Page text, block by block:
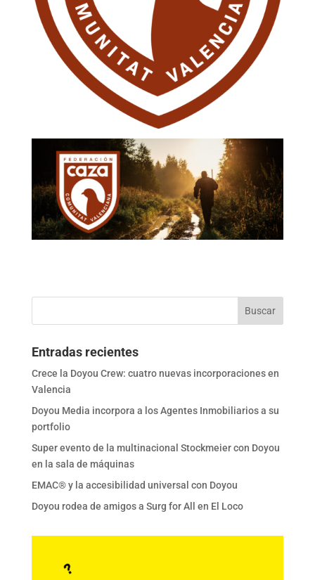
Entradas recientes
Crece la Doyou Crew: cuatro nuevas incorporaciones en
Valencia
Doyou Media incorpora a los Agentes Inmobiliarios a su
portfolio
Super evento de la multinacional Stockmeier con Doyou
en la sala de máquinas
EMAC® y la accesibilidad universal con Doyou
Doyou rodea de amigos a Surg for All en El Loco